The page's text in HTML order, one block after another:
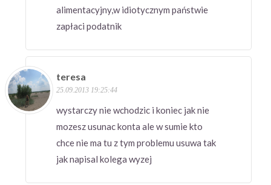
alimentacyjny,w idiotycznym państwie
zapłaci podatnik
teresa
25.09.2013 19:25:44
wystarczy nie wchodzic i koniec jak nie
mozesz usunac konta ale w sumie kto
chce nie ma tu z tym problemu usuwa tak
jak napisal kolega wyzej